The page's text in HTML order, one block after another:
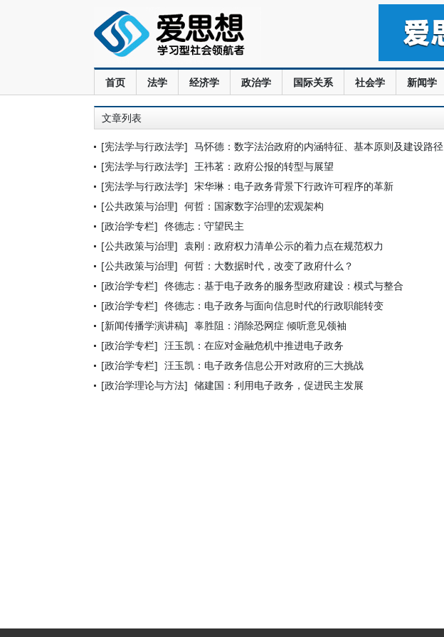
首页 法学 经济学 政治学 国际关系 社会学 新闻学
文章列表
[宪法学与行政法学] 马怀德：数字法治政府的内涵特征、基本原则及建设路径
[宪法学与行政法学] 王祎茗：政府公报的转型与展望
[宪法学与行政法学] 宋华琳：电子政务背景下行政许可程序的革新
[公共政策与治理] 何哲：国家数字治理的宏观架构
[政治学专栏] 佟德志：守望民主
[公共政策与治理] 袁刚：政府权力清单公示的着力点在规范权力
[公共政策与治理] 何哲：大数据时代，改变了政府什么？
[政治学专栏] 佟德志：基于电子政务的服务型政府建设：模式与整合
[政治学专栏] 佟德志：电子政务与面向信息时代的行政职能转变
[新闻传播学演讲稿] 辜胜阻：消除恐网症 倾听意见领袖
[政治学专栏] 汪玉凯：在应对金融危机中推进电子政务
[政治学专栏] 汪玉凯：电子政务信息公开对政府的三大挑战
[政治学理论与方法] 储建国：利用电子政务，促进民主发展